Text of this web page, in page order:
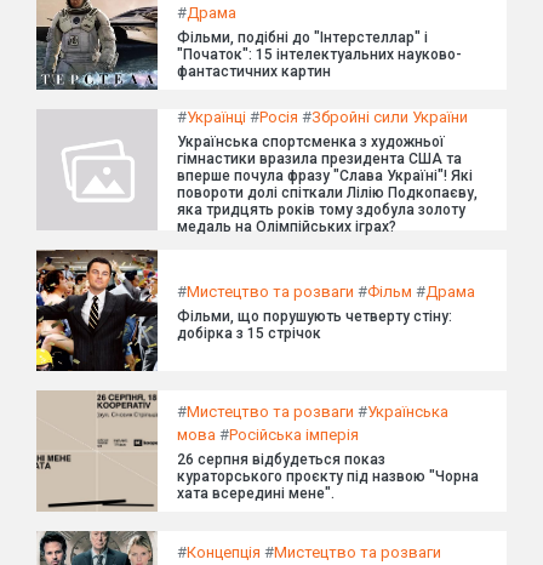
#Драма
Фільми, подібні до "Інтерстеллар" і
"Початок": 15 інтелектуальних науково-
фантастичних картин
#Українці #Росія #Збройні сили України
Українська спортсменка з художньої
гімнастики вразила президента США та
вперше почула фразу "Слава Україні"! Які
повороти долі спіткали Лілію Подкопаєву,
яка тридцять років тому здобула золоту
медаль на Олімпійських іграх?
#Мистецтво та розваги #Фільм #Драма
Фільми, що порушують четверту стіну:
добірка з 15 стрічок
#Мистецтво та розваги #Українська
мова #Російська імперія
26 серпня відбудеться показ
кураторського проєкту під назвою "Чорна
хата всередині мене".
#Концепція #Мистецтво та розваги